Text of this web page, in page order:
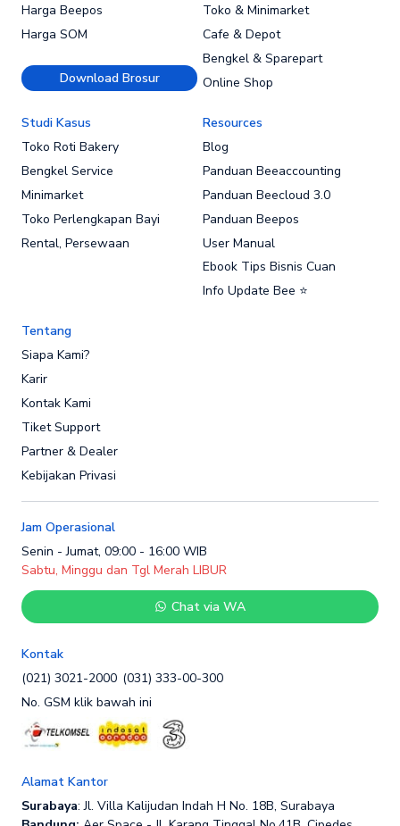
Harga Beepos
Harga SOM
Download Brosur
Toko & Minimarket
Cafe & Depot
Bengkel & Sparepart
Online Shop
Studi Kasus
Toko Roti Bakery
Bengkel Service
Minimarket
Toko Perlengkapan Bayi
Rental, Persewaan
Resources
Blog
Panduan Beeaccounting
Panduan Beecloud 3.0
Panduan Beepos
User Manual
Ebook Tips Bisnis Cuan
Info Update Bee ⭐
Tentang
Siapa Kami?
Karir
Kontak Kami
Tiket Support
Partner & Dealer
Kebijakan Privasi
Jam Operasional
Senin - Jumat, 09:00 - 16:00 WIB
Sabtu, Minggu dan Tgl Merah LIBUR
Chat via WA
Kontak
(021) 3021-2000 (031) 333-00-300
No. GSM klik bawah ini
Alamat Kantor
Surabaya: Jl. Villa Kalijudan Indah H No. 18B, Surabaya